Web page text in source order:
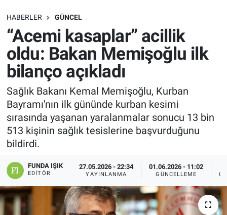
HABERLER GÜNCEL
“Acemi kasaplar” acillik
oldu: Bakan Memişoğlu ilk
bilanço açıkladı
Sağlık Bakanı Kemal Memişoğlu, Kurban
Bayramı'nın ilk gününde kurban kesimi
sırasında yaşanan yaralanmalar sonucu 13 bin
513 kişinin sağlık tesislerine başvurduğunu
bildirdi.
FUNDA IŞIK
EDITÖR
27.05.2026 - 22:34
YAYINLANMA
01.06.2026 - 11:02
GÜNCELLEME
SAĞLIK
EKONOMİ
EĞİTİM
ÖZEL HABER
Keşfet
ASTROLOJİ
MANŞET
RESMİ İLANLAR